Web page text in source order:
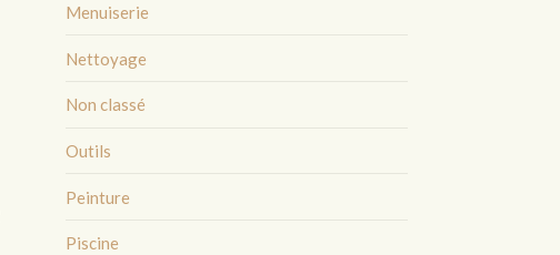
Menuiserie
Nettoyage
Non classé
Outils
Peinture
Piscine